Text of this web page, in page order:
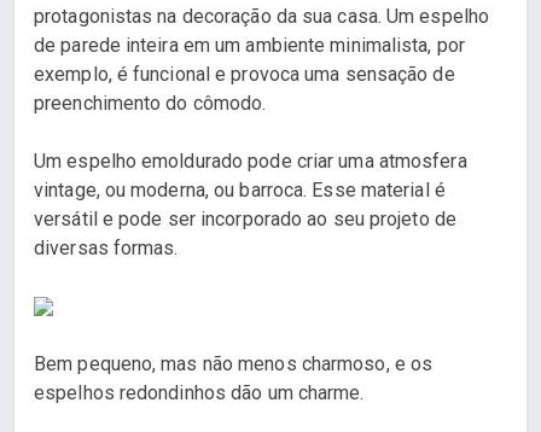
protagonistas na decoração da sua casa. Um espelho
de parede inteira em um ambiente minimalista, por
exemplo, é funcional e provoca uma sensação de
preenchimento do cômodo.
Um espelho emoldurado pode criar uma atmosfera
vintage, ou moderna, ou barroca. Esse material é
versátil e pode ser incorporado ao seu projeto de
diversas formas.
Bem pequeno, mas não menos charmoso, e os
espelhos redondinhos dão um charme.